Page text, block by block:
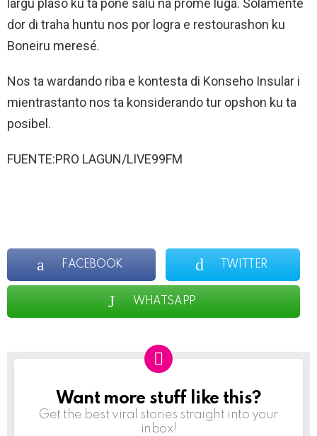
largu plaso ku ta pone salú na promé lugá. Solamente
dor di traha huntu nos por logra e restourashon ku
Boneiru meresé.
Nos ta wardando riba e kontesta di Konseho Insular i
mientrastanto nos ta konsiderando tur opshon ku ta
posibel.
FUENTE:PRO LAGUN/LIVE99FM
FACEBOOK TWITTER
WHATSAPP
NEWSLETTER
Want more stuff like this?
Get the best viral stories straight into your
inbox!